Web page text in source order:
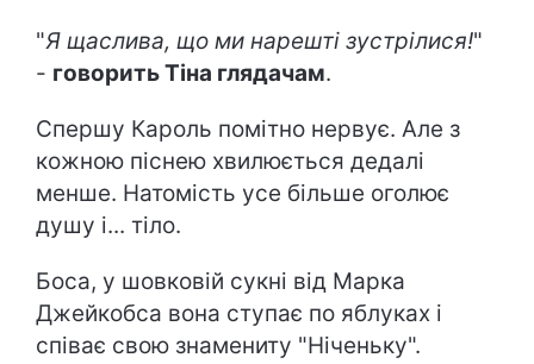
"Я щаслива, що ми нарешті зустрілися!"
- говорить Тіна глядачам.
Спершу Кароль помітно нервує. Але з
кожною піснею хвилюється дедалі
менше. Натомість усе більше оголює
душу і... тіло.
Боса, у шовковій сукні від Марка
Джейкобса вона ступає по яблуках і
співає свою знамениту "Ніченьку".